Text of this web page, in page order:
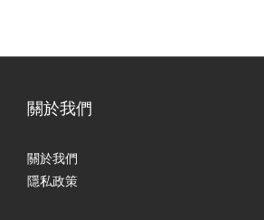
關於我們
關於我們
隱私政策